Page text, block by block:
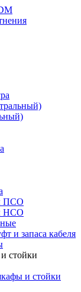
ПСО
НСО
и запаса кабеля
стойки
и стойки